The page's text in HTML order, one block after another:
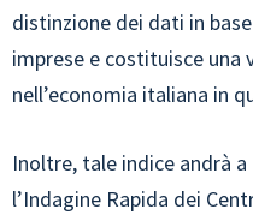
distinzione dei dati in
imprese e costituisce una
nell’economia italiana in
Inoltre, tale indice andrà
l’Indagine Rapida dei